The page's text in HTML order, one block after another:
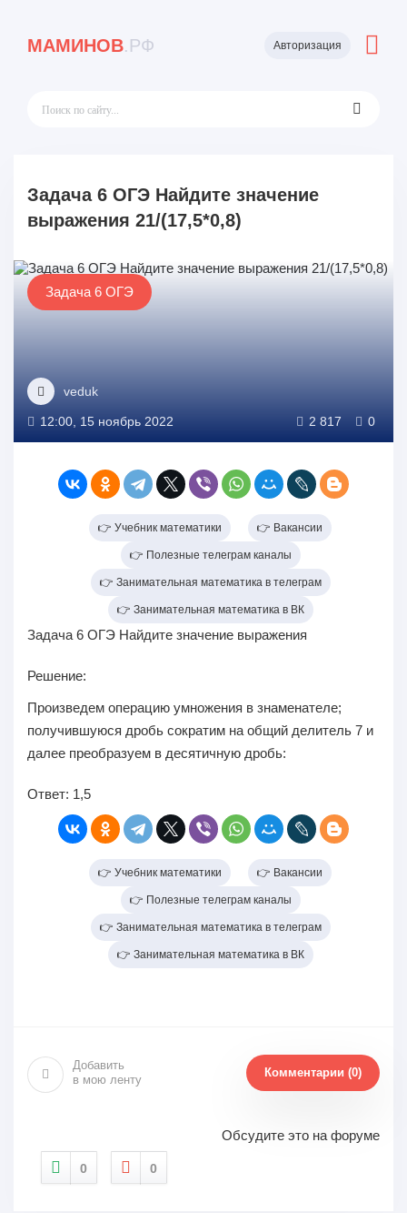
МАМИНОВ.РФ Авторизация
Задача 6 ОГЭ Найдите значение
выражения 21/(17,5*0,8)
Задача 6 ОГЭ
veduk
12:00, 15 ноябрь 2022 2 817 0
👉 Учебник математики 👉 Вакансии
👉 Полезные телеграм каналы
👉 Занимательная математика в телеграм
👉 Занимательная математика в ВК
Задача 6 ОГЭ Найдите значение выражения
Решение:
Произведем операцию умножения в знаменателе;
получившуюся дробь сократим на общий делитель 7 и
далее преобразуем в десятичную дробь:
Ответ: 1,5
👉 Учебник математики 👉 Вакансии
👉 Полезные телеграм каналы
👉 Занимательная математика в телеграм
👉 Занимательная математика в ВК
Добавить
в мою ленту
Комментарии (0)
Обсудите это на форуме
0 0